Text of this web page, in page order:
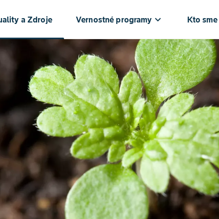
a Zdroje Vernostné programy keyboard_arrow_down Kto sme